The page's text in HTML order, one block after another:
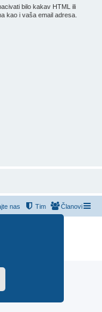
bilo kakav HTML ili
kao i vaša email adresa.
Članovi
Tim
nas
Limited